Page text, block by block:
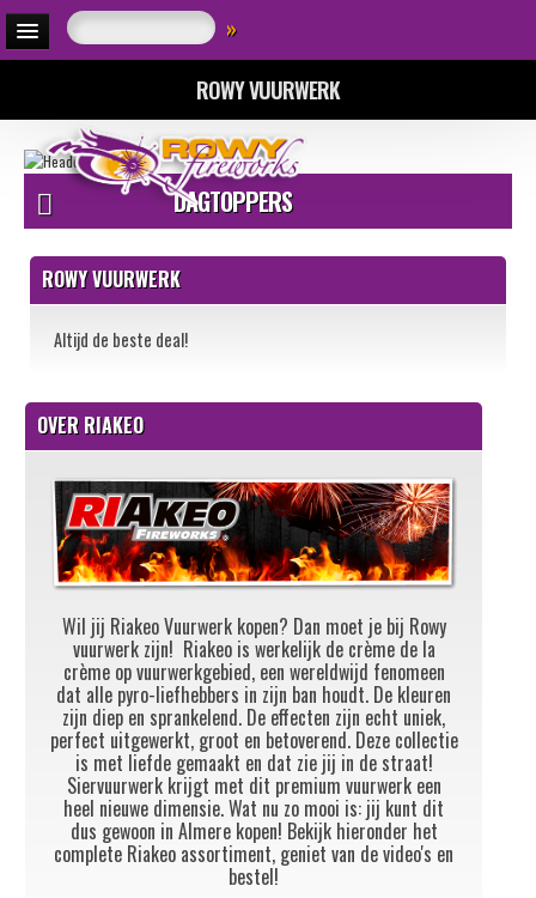
»
ROWY VUURWERK
DAGTOPPERS
ROWY VUURWERK
Altijd de beste deal!
OVER RIAKEO
Wil jij Riakeo Vuurwerk kopen? Dan moet je bij Rowy
vuurwerk zijn! Riakeo is werkelijk de crème de la
crème op vuurwerkgebied, een wereldwijd fenomeen
dat alle pyro-liefhebbers in zijn ban houdt. De kleuren
zijn diep en sprankelend. De effecten zijn echt uniek,
perfect uitgewerkt, groot en betoverend. Deze collectie
is met liefde gemaakt en dat zie jij in de straat!
Siervuurwerk krijgt met dit premium vuurwerk een
heel nieuwe dimensie. Wat nu zo mooi is: jij kunt dit
dus gewoon in Almere kopen! Bekijk hieronder het
complete Riakeo assortiment, geniet van de video's en
bestel!